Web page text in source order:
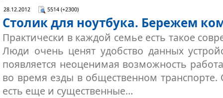
28.12.2012 5514 (+2300)
Столик для ноутбука. Бережем
Практически в каждой семье есть такое
Люди очень ценят удобство данных
появляется неоценимая возможность
во время езды в общественном
есть еще и существенные…